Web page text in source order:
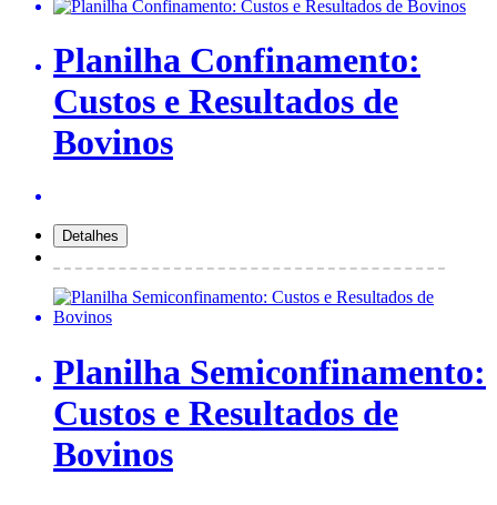
Planilha Confinamento:
Custos e Resultados de
Bovinos
Planilha Semiconfinamento:
Custos e Resultados de
Bovinos